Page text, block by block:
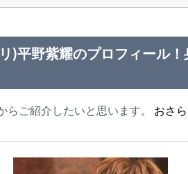
)平野紫耀のプロフィール
らご紹介したいと思います。 おさ